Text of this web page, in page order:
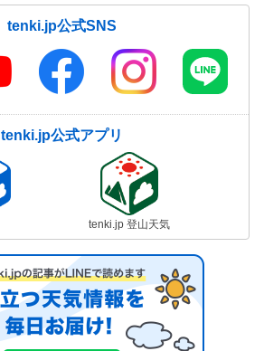
tenki.jp公式SNS
tenki.jp公式アプリ
tenki.jp 登山天気